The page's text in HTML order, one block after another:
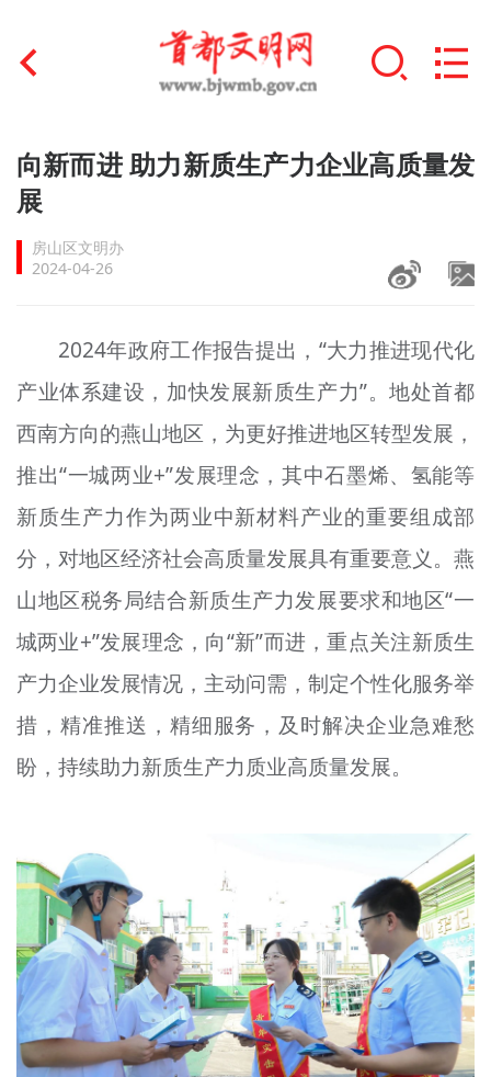
首页
文明创建
文明实践
未成年人思想道德建设
榜样人物
+
身边好人
文明评论
北京宣传文化引导基金
专题
资料库
+
向新而进 助力新质生产力企业高质量发
展
房山区文明办
2024-04-26
2024年政府工作报告提出，“大力推进现代化
产业体系建设，加快发展新质生产力”。地处首都
西南方向的燕山地区，为更好推进地区转型发展，
推出“一城两业+”发展理念，其中石墨烯、氢能等
新质生产力作为两业中新材料产业的重要组成部
分，对地区经济社会高质量发展具有重要意义。燕
山地区税务局结合新质生产力发展要求和地区“一
城两业+”发展理念，向“新”而进，重点关注新质生
产力企业发展情况，主动问需，制定个性化服务举
措，精准推送，精细服务，及时解决企业急难愁
盼，持续助力新质生产力质业高质量发展。